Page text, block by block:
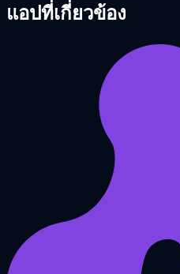
แอปที่เกี่ยวข้อง